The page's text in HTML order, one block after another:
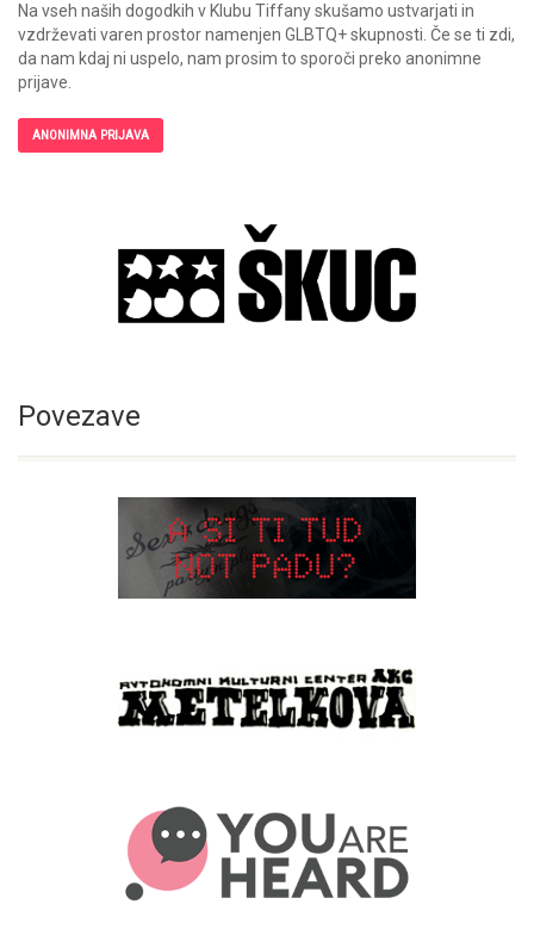
Na vseh naših dogodkih v Klubu Tiffany skušamo ustvarjati in
vzdrževati varen prostor namenjen GLBTQ+ skupnosti. Če se ti zdi,
da nam kdaj ni uspelo, nam prosim to sporoči preko anonimne
prijave.
ANONIMNA PRIJAVA
Povezave